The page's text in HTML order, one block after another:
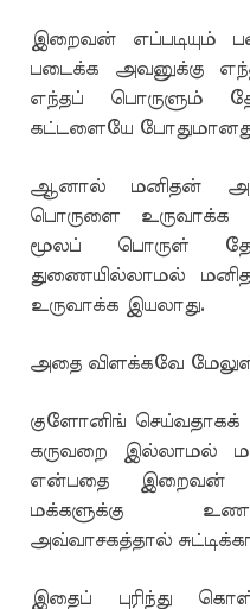
இறைவன் எப்படியும்
படைக்க அவனுக்கு
எந்தப் பொருளும்
கட்டளையே
ஆனால் மனிதன்
பொருளை உருவாக்க
மூலப் பொருள்
துணையில்லாமல்
உருவாக்க இயலாது.
அதை விளக்கவே
குளோனிங் செய்வதாகக்
கருவறை இல்லாமல்
என்பதை இறைவன்
மக்களுக்கு
அவ்வாசகத்தால்
இதைப் புரிந்து